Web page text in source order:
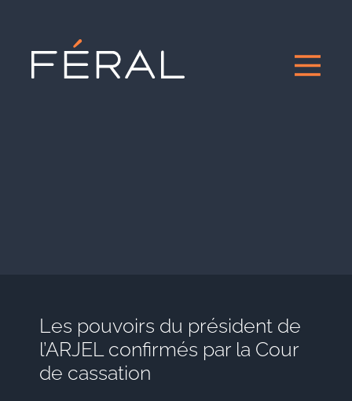
Les pouvoirs du président de
l’ARJEL confirmés par la Cour
de cassation